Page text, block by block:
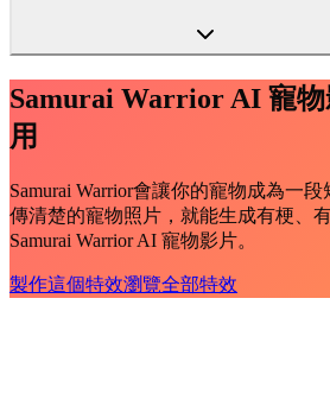
Samurai Warrior AI 寵
用
Samurai Warrior會讓你的寵物成為一
傳清楚的寵物照片，就能生成有梗、
Samurai Warrior AI 寵物影片。
製作這個特效瀏覽全部特效